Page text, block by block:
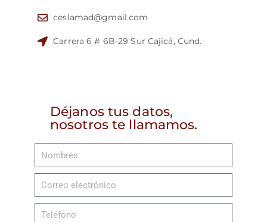
ceslamad@gmail.com
Carrera 6 # 6B-29 Sur Cajicá, Cund.
Déjanos tus datos,
nosotros te llamamos.